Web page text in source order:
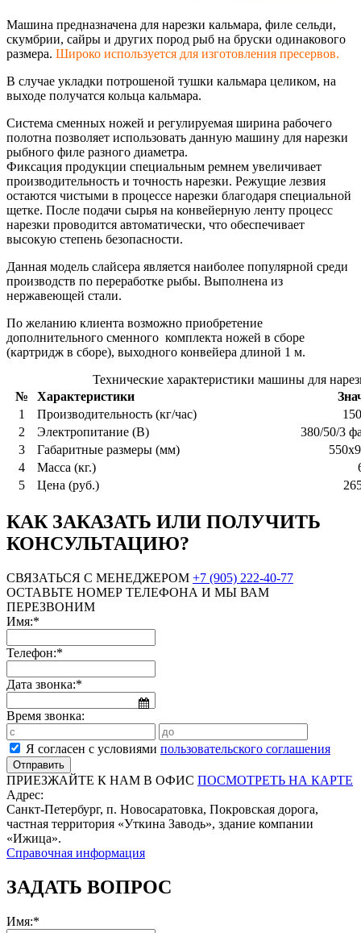
Машина предназначена для нарезки кальмара, филе сельди,
скумбрии, сайры и других пород рыб на бруски одинакового
размера. Широко используется для изготовления пресервов.
В случае укладки потрошеной тушки кальмара целиком, на
выходе получатся кольца кальмара.
Система сменных ножей и регулируемая ширина рабочего
полотна позволяет использовать данную машину для нарезки
рыбного филе разного диаметра.
Фиксация продукции специальным ремнем увеличивает
производительность и точность нарезки. Режущие лезвия
остаются чистыми в процессе нарезки благодаря специальной
щетке. После подачи сырья на конвейерную ленту процесс
нарезки проводится автоматически, что обеспечивает
высокую степень безопасности.
Данная модель слайсера является наиболее популярной среди
производств по переработке рыбы. Выполнена из
нержавеющей стали.
По желанию клиента возможно приобретение
дополнительного сменного комплекта ножей в сборе
(картридж в сборе), выходного конвейера длиной 1 м.
Технические характеристики машины для
№
Характеристики
1
Производительность (кг/час)
2
Электропитание (В)
380/50/3
3
Габаритные размеры (мм)
4
Масса (кг.)
5
Цена (руб.)
КАК ЗАКАЗАТЬ ИЛИ ПОЛУЧИТЬ
КОНСУЛЬТАЦИЮ?
СВЯЗАТЬСЯ С МЕНЕДЖЕРОМ +7 (905) 222-40-77
ОСТАВЬТЕ НОМЕР ТЕЛЕФОНА И МЫ ВАМ
ПЕРЕЗВОНИМ
Имя:*
Телефон:*
Дата звонка:*
Время звонка:
Я согласен с условиями пользовательского соглашения
ПРИЕЗЖАЙТЕ К НАМ В ОФИС ПОСМОТРЕТЬ НА КАРТЕ
Адрес:
Санкт-Петербург, п. Новосаратовка, Покровская дорога,
частная территория «Уткина Заводь», здание компании
«Ижица».
Справочная информация
ЗАДАТЬ ВОПРОС
Имя:*